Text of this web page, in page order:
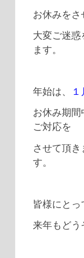
お休みをさ
大変ご迷
ます。
年始は、
お休み期
ご対応を
させて頂
す。
皆様にと
来年もどう